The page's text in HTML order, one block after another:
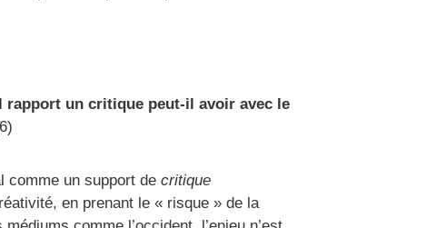
un critique peut-il avoir avec le
comme un support de critique
en prenant le « risque » de la